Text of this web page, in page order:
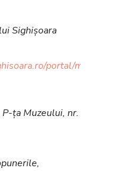
Sighișoara
portal/mures/
ța Muzeului, nr.